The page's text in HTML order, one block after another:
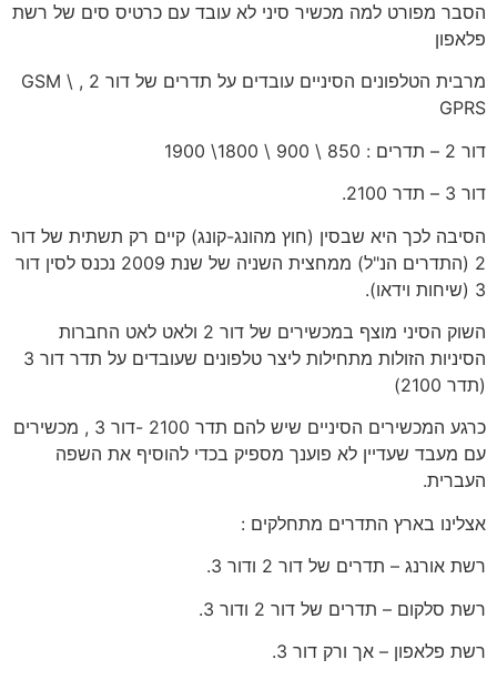
הסבר מפורט למה מכשיר סיני לא עובד עם כרטיס סים של רשת
פלאפון
מרבית הטלפונים הסיניים עובדים על תדרים של דור 2 , GSM \
GPRS
דור 2 – תדרים : 850 \ 900 \ 1800\ 1900
דור 3 – תדר 2100.
הסיבה לכך היא שבסין (חוץ מהונג-קונג) קיים רק תשתית של דור
2 (התדרים הנ"ל) ממחצית השניה של שנת 2009 נכנס לסין דור
3 (שיחות וידאו).
השוק הסיני מוצף במכשירים של דור 2 ולאט לאט החברות
הסיניות הזולות מתחילות ליצר טלפונים שעובדים על תדר דור 3
(תדר 2100)
כרגע המכשירים הסיניים שיש להם תדר 2100 -דור 3 , מכשירים
עם מעבד שעדיין לא פוענך מספיק בכדי להוסיף את השפה
העברית.
אצלינו בארץ התדרים מתחלקים :
רשת אורנג – תדרים של דור 2 ודור 3.
רשת סלקום – תדרים של דור 2 ודור 3.
רשת פלאפון – אך ורק דור 3.